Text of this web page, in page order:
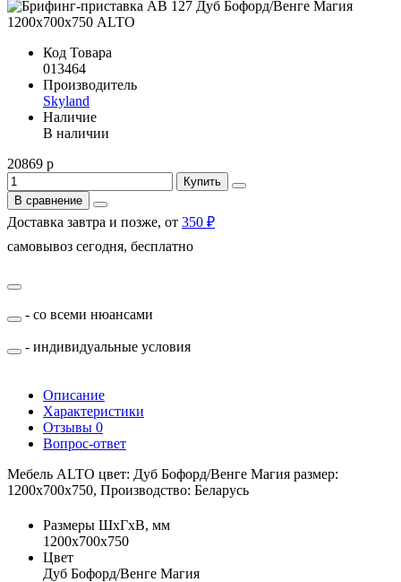
Код Товара
013464
Производитель
Skyland
Наличие
В наличии
20869 р
Купить
В сравнение
Доставка завтра и позже, от 350 ₽
самовывоз сегодня, бесплатно
- со всеми нюансами
- индивидуальные условия
Описание
Характеристики
Отзывы 0
Вопрос-ответ
Мебель ALTO цвет: Дуб Бофорд/Венге Магия размер:
1200х700х750, Производство: Беларусь
Размеры ШхГхВ, мм
1200х700х750
Цвет
Дуб Бофорд/Венге Магия